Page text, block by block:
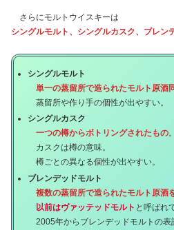
さらにモルトウイスキーは
シングルモルト、シングルカスク、 ブレン
シングルモルト
単一の蒸留所で造られたモルト原酒
蒸留所や作り手の個性が出やすい。
シングルカスク
一つの樽からボトリングされたもの。
カスクは樽の意味。
樽ごとの異なる個性が出やすい。
ブレンデッドモルト
複数の蒸留所で造られたモルト原酒
以前はヴァッテッドモルト と呼ばれ
2005年からブレンデッドモルトの表